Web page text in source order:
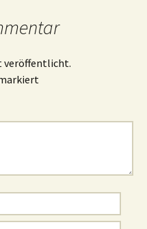
veröffentlicht.